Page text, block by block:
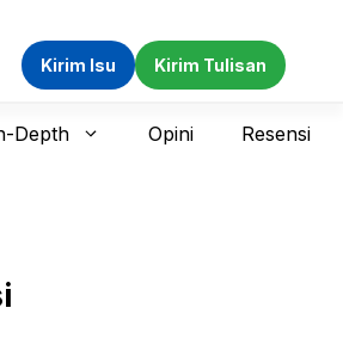
Kirim Isu Kirim Tulisan
Depth Opini Resensi